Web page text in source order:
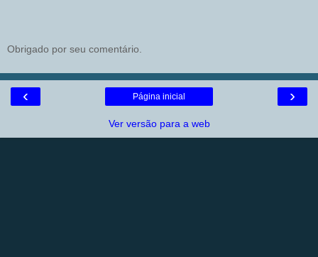
Obrigado por seu comentário.
‹ ›
Página inicial
Ver versão para a web